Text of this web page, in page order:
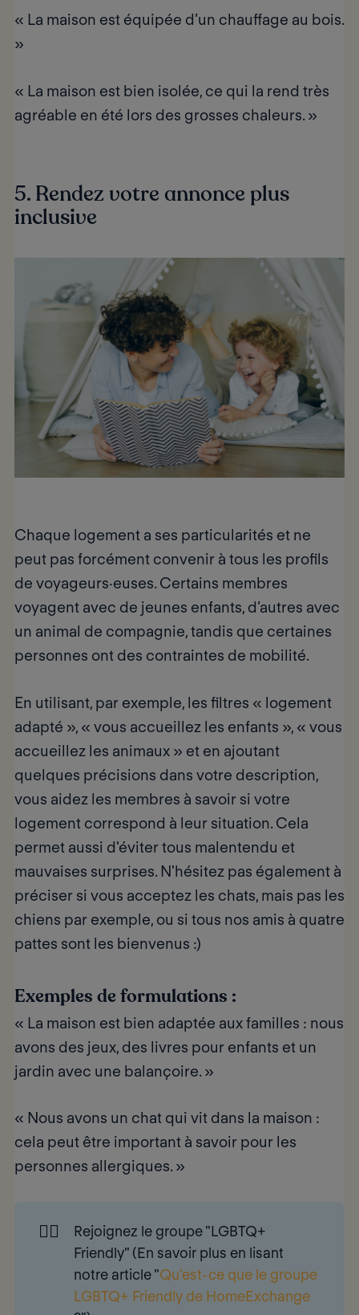
« La maison est équipée d’un chauffage au bois.
»
« La maison est bien isolée, ce qui la rend très
agréable en été lors des grosses chaleurs. »
5. Rendez votre annonce plus
inclusive
Chaque logement a ses particularités et ne
peut pas forcément convenir à tous les profils
de voyageurs·euses. Certains membres
voyagent avec de jeunes enfants, d’autres avec
un animal de compagnie, tandis que certaines
personnes ont des contraintes de mobilité.
En utilisant, par exemple, les filtres « logement
adapté », « vous accueillez les enfants », « vous
accueillez les animaux » et en ajoutant
quelques précisions dans votre description,
vous aidez les membres à savoir si votre
logement correspond à leur situation. Cela
permet aussi d'éviter tous malentendu et
mauvaises surprises. N'hésitez pas également à
préciser si vous acceptez les chats, mais pas les
chiens par exemple, ou si tous nos amis à quatre
pattes sont les bienvenus :)
Exemples de formulations :
« La maison est bien adaptée aux familles : nous
avons des jeux, des livres pour enfants et un
jardin avec une balançoire. »
« Nous avons un chat qui vit dans la maison :
cela peut être important à savoir pour les
personnes allergiques. »
🏳️‍🌈
Rejoignez le groupe "LGBTQ+
Friendly" (En savoir plus en lisant
notre article "Qu'est-ce que le groupe
LGBTQ+ Friendly de HomeExchange